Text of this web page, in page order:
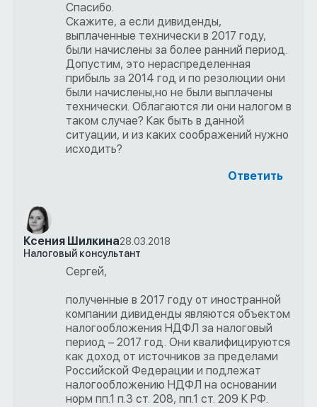
Спасибо.
Скажите, а если дивиденды,
выплаченные технически в 2017 году,
были начислены за более ранний период.
Допустим, это нераспределенная
прибыль за 2014 год и по резолюции они
были начислены,но не были выплачены
технически. Облагаются ли они налогом в
таком случае? Как быть в данной
ситуации, и из каких соображений нужно
исходить?
Ответить
Ксения Шилкина28.03.2018
Налоговый консультант
Сергей,
полученные в 2017 году от иностранной
компании дивиденды являются объектом
налогообложения НДФЛ за налоговый
период – 2017 год. Они квалифицируются
как доход от источников за пределами
Российской Федерации и подлежат
налогообложению НДФЛ на основании
норм пп.1 п.3 ст. 208, пп.1 ст. 209 К РФ.